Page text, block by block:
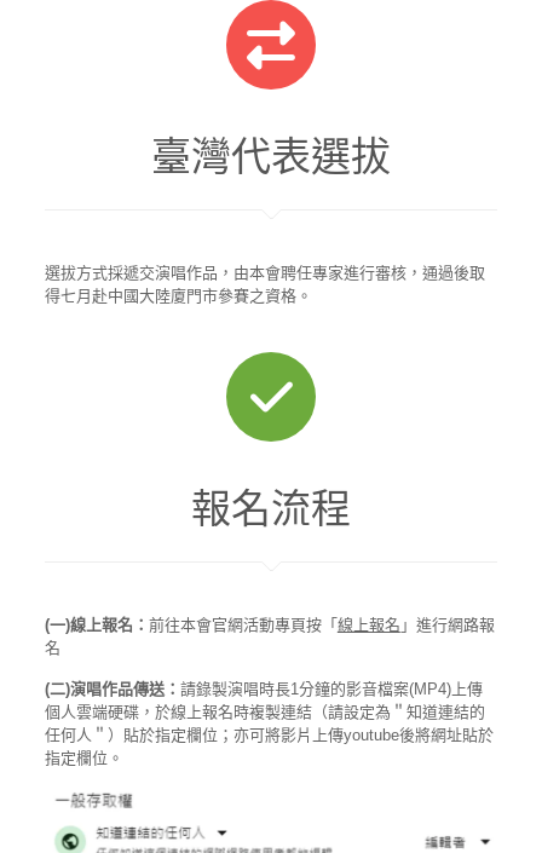
臺灣代表選拔
選拔方式採遞交演唱作品，由本會聘任專家進行審核，通過後取
得七月赴中國大陸廈門市參賽之資格。
報名流程
(一)線上報名： 前往本會官網活動專頁按「 線上報名 」進行網路報
名
(二)演唱作品傳送： 請錄製演唱時長1分鐘的影音檔案(MP4)上傳
個人雲端硬碟，於線上報名時複製連結（請設定為＂知道連結的
任何人＂）貼於指定欄位；亦可將影片上傳youtube後將網址貼於
指定欄位。